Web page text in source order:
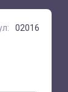
02016